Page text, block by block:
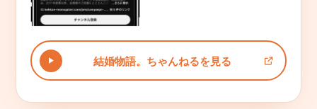
結婚物語。ちゃんねるを見る